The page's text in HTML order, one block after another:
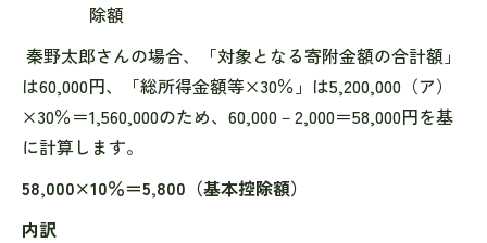
除額
秦野太郎さんの場合、「対象となる寄附金額の合計額」
は60,000円、「総所得金額等×30％」は5,200,000（ア）
×30％＝1,560,000のため、60,000－2,000＝58,000円を基
に計算します。
58,000×10％＝5,800（基本控除額）
内訳